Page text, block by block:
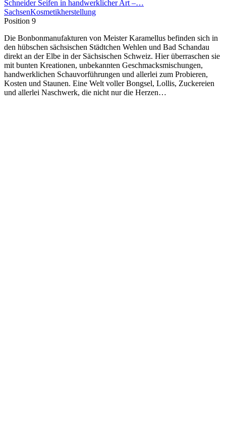
Schneider Seifen in handwerklicher Art –…
SachsenKosmetikherstellung
Position 9
Die Bonbonmanufakturen von Meister Karamellus befinden sich in
den hübschen sächsischen Städtchen Wehlen und Bad Schandau
direkt an der Elbe in der Sächsischen Schweiz. Hier überraschen sie
mit bunten Kreationen, unbekannten Geschmacksmischungen,
handwerklichen Schauvorführungen und allerlei zum Probieren,
Kosten und Staunen. Eine Welt voller Bongsel, Lollis, Zuckereien
und allerlei Naschwerk, die nicht nur die Herzen…